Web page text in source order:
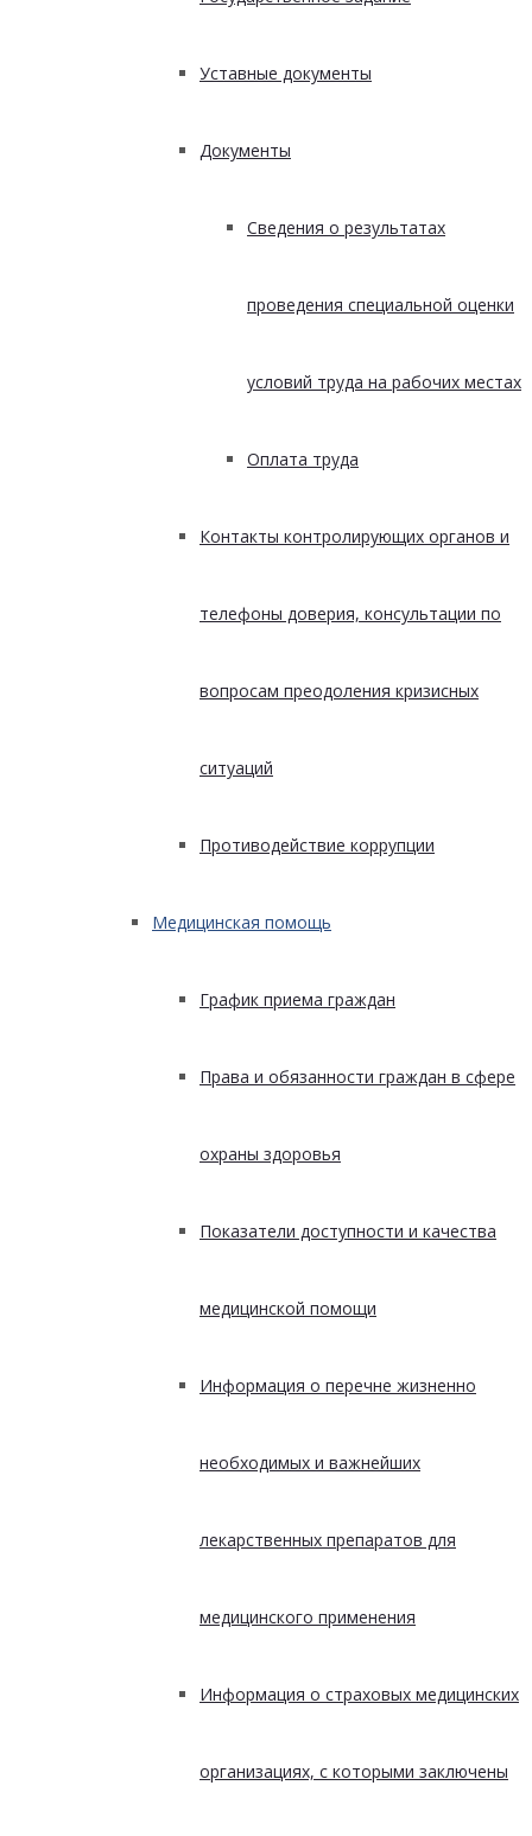
Уставные документы
Документы
Сведения о результатах
проведения специальной оценки
условий труда на рабочих местах
Оплата труда
Контакты контролирующих органов и
телефоны доверия, консультации по
вопросам преодоления кризисных
ситуаций
Противодействие коррупции
Медицинская помощь
График приема граждан
Права и обязанности граждан в сфере
охраны здоровья
Показатели доступности и качества
медицинской помощи
Информация о перечне жизненно
необходимых и важнейших
лекарственных препаратов для
медицинского применения
Информация о страховых медицинских
организациях, с которыми заключены